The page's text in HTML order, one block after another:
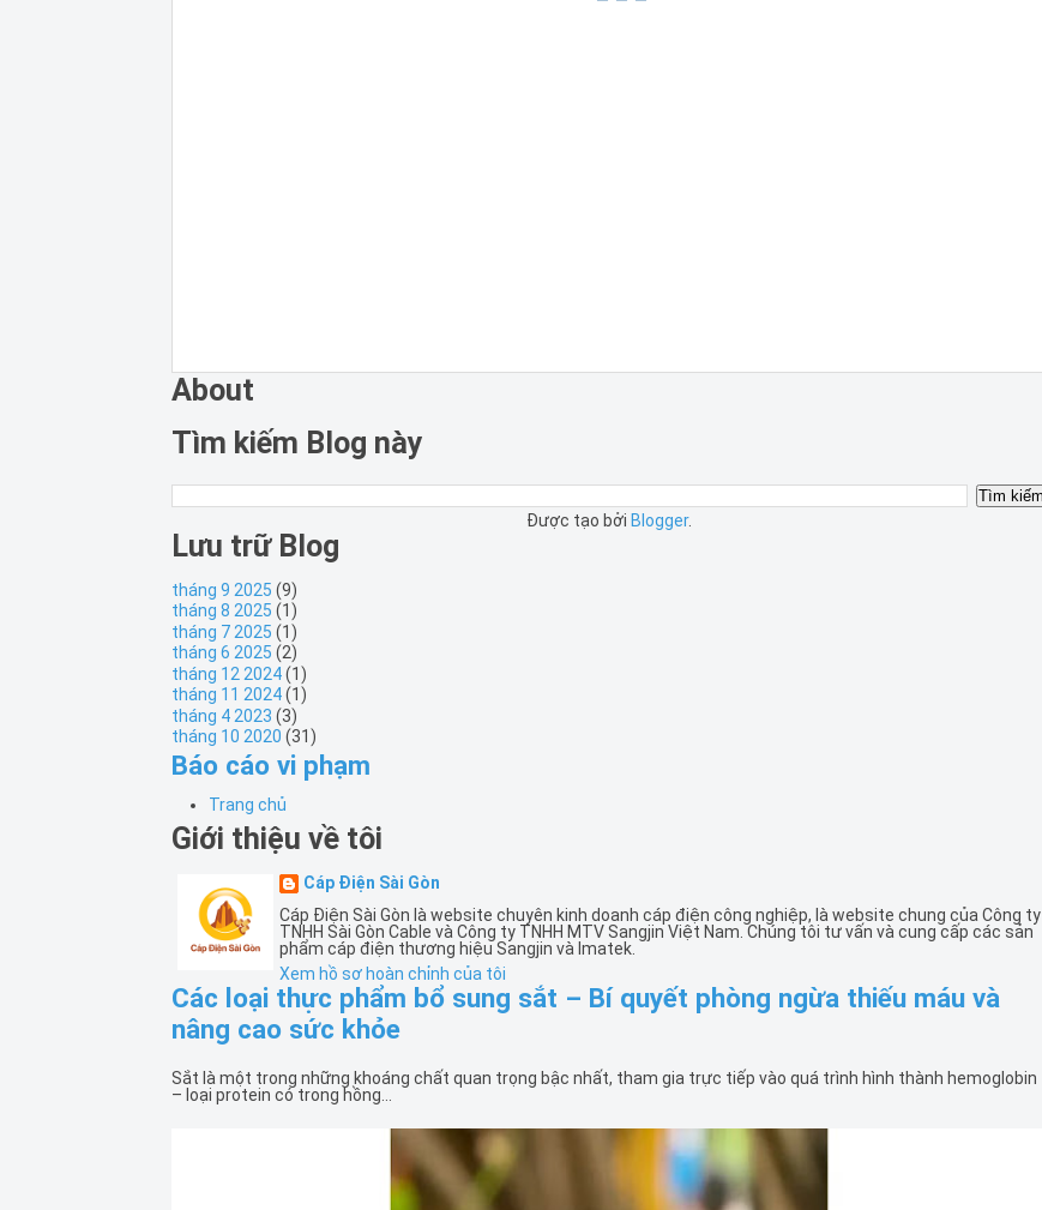
About
Tìm kiếm Blog này
Được tạo bởi Blogger.
Lưu trữ Blog
tháng 9 2025 (9)
tháng 8 2025 (1)
tháng 7 2025 (1)
tháng 6 2025 (2)
tháng 12 2024(1)
tháng 11 2024(1)
tháng 4 2023 (3)
tháng 10 2020 (31)
Báo cáo vi phạm
Trang chủ
Giới thiệu về tôi
Cáp Điện Sài Gòn
Cáp Điện Sài Gòn là website chuyên kinh doanh cáp điện công nghiệp, là website chung của Công ty
TNHH Sài Gòn Cable và Công ty TNHH MTV Sangjin Việt Nam. Chúng tôi tư vấn và cung cấp các sản
phẩm cáp điện thương hiệu Sangjin và Imatek.
Xem hồ sơ hoàn chỉnh của tôi
Các loại thực phẩm bổ sung sắt – Bí quyết phòng ngừa thiếu máu và
nâng cao sức khỏe
Sắt là một trong những khoáng chất quan trọng bậc nhất, tham gia trực tiếp vào quá trình hình thành hemoglobin
– loại protein có trong hồng...